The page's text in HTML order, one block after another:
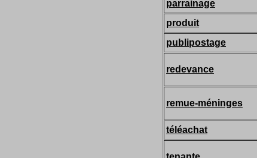
parrainage
produit
publipostage
redevance
remue-méninges
téléachat